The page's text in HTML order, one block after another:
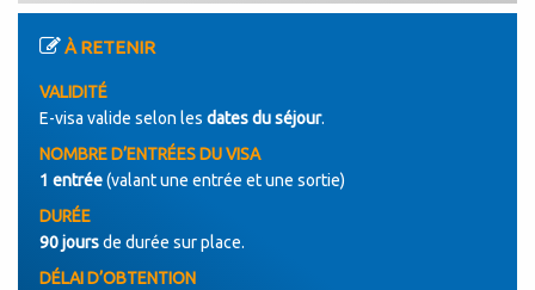
À RETENIR
VALIDITÉ
E-visa valide selon les dates du séjour.
NOMBRE D’ENTRÉES DU VISA
1 entrée(valant une entrée et une sortie)
DURÉE
90 joursde durée sur place.
DÉLAI D’OBTENTION